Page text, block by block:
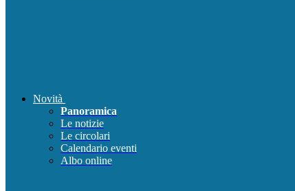
Novità
Panoramica
Le notizie
Le circolari
Calendario eventi
Albo online